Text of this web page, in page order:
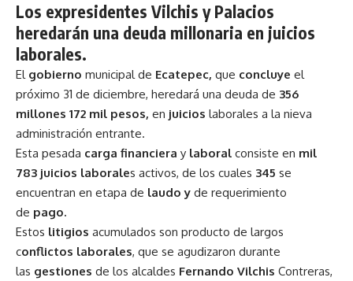
Los expresidentes Vilchis y Palacios
heredarán una deuda millonaria en juicios
laborales.
El gobierno municipal de Ecatepec, que concluye el
próximo 31 de diciembre, heredará una deuda de 356
millones 172 mil pesos, en juicios laborales a la nieva
administración entrante.
Esta pesada carga financiera y laboral consiste en mil
783 juicios laborales activos, de los cuales 345 se
encuentran en etapa de laudo y de requerimiento
de pago.
Estos litigios acumulados son producto de largos
conflictos laborales, que se agudizaron durante
las gestiones de los alcaldes Fernando Vilchis Contreras,